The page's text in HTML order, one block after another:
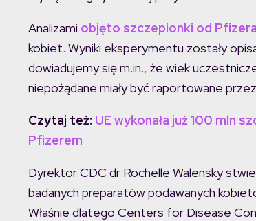
Analizami objęto szczepionki od
kobiet. Wyniki eksperymentu zostały
dowiadujemy się m.in., że wiek
niepożądane miały być raportowane
Czytaj też: UE wykonała już 100 mln
Pfizerem
Dyrektor CDC dr Rochelle Walensky
badanych preparatów podawanych
Właśnie dlatego Centers for Disease